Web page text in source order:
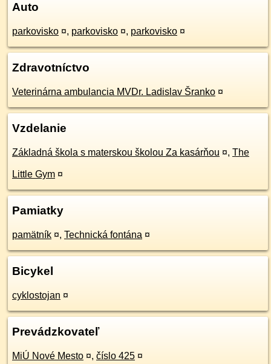
Auto
parkovisko ¤, parkovisko ¤, parkovisko ¤
Zdravotníctvo
Veterinárna ambulancia MVDr. Ladislav Šranko ¤
Vzdelanie
Základná škola s materskou školou Za kasárňou ¤, The
Little Gym ¤
Pamiatky
pamätník ¤, Technická fontána ¤
Bicykel
cyklostojan ¤
Prevádzkovateľ
MiÚ Nové Mesto ¤, číslo 425 ¤